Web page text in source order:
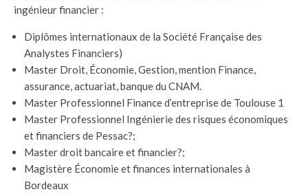
ingénieur financier :
Diplômes internationaux de la Société Française des
Analystes Financiers)
Master Droit, Économie, Gestion, mention Finance,
assurance, actuariat, banque du CNAM.
Master Professionnel Finance d’entreprise de Toulouse 1
Master Professionnel Ingénierie des risques économiques
et financiers de Pessac?;
Master droit bancaire et financier?;
Magistère Économie et finances internationales à
Bordeaux